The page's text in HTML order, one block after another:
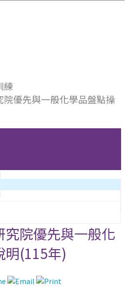
練
院優先與一般化學品盤點操
究院優先與一般化
明(115年)